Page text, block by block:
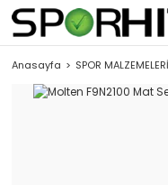
Anasayfa SPOR MALZEMELERİ